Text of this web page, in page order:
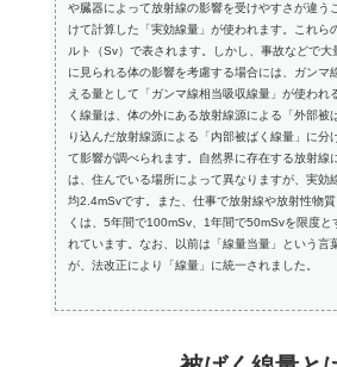
や臓器によって放射線の影響を受けやすさが違う
けて計算した「実効線量」が使われます。これら
ルト（Sv）で表されます。しかし、事故などで
に見られる体の影響を考慮する場合には、ガンマ
える量として「ガンマ線相当吸収線量」が使われ
く線量は、体の外にある放射線源による「外部被
り込んだ放射線源による「内部被ばく線量」に分
て影響が調べられます。自然界に存在する放射線
は、住んでいる場所によって異なりますが、実効
均2.4mSvです。また、仕事で放射線や放射性物
くは、5年間で100mSv、1年間で50mSvを限度と
れています。なお、以前は「線量当量」という言
が、法改正により「線量」に統一されました。